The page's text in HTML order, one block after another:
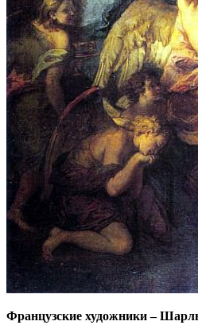
Французские художники–Шарль